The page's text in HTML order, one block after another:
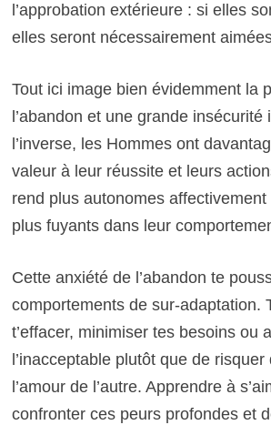
l’approbation extérieure : si elles
elles seront nécessairement
Tout ici image bien évidemment la
l’abandon et une grande insécurité
l’inverse, les Hommes ont
valeur à leur réussite et leurs
rend plus autonomes
plus fuyants dans leur
Cette anxiété de l’abandon te
comportements de sur-adaptation.
t’effacer, minimiser tes besoins ou
l’inacceptable plutôt que de
l’amour de l’autre. Apprendre à
confronter ces peurs profondes et